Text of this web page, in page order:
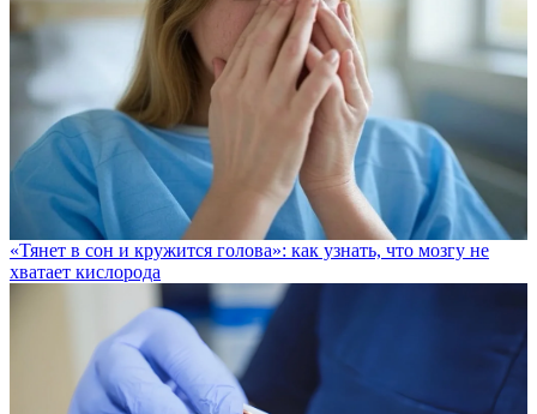
«Тянет в сон и кружится голова»: как узнать, что мозгу не
хватает кислорода